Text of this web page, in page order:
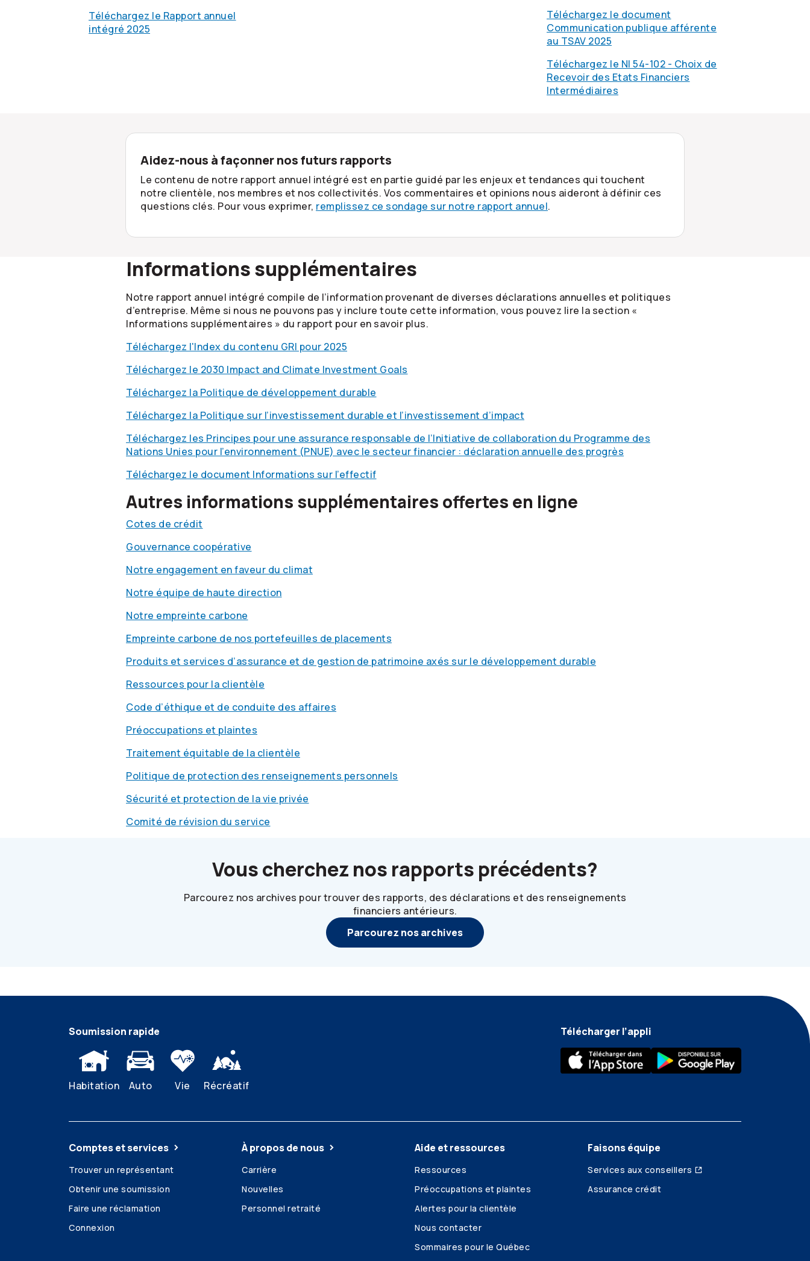
Téléchargez le Rapport annuel
intégré 2025
Téléchargez le document
Communication publique afférente
au TSAV 2025
Téléchargez le NI 54-102 - Choix de
Recevoir des Etats Financiers
Intermédiaires
Aidez-nous à façonner nos futurs rapports
Le contenu de notre rapport annuel intégré est en partie guidé par les enjeux et tendances qui touchent
notre clientèle, nos membres et nos collectivités. Vos commentaires et opinions nous aideront à définir ces
questions clés. Pour vous exprimer, remplissez ce sondage sur notre rapport annuel.
Informations supplémentaires
Notre rapport annuel intégré compile de l’information provenant de diverses déclarations annuelles et politiques
d’entreprise. Même si nous ne pouvons pas y inclure toute cette information, vous pouvez lire la section «
Informations supplémentaires » du rapport pour en savoir plus.
Téléchargez l'Index du contenu GRI pour 2025
Téléchargez le 2030 Impact and Climate Investment Goals
Téléchargez la Politique de développement durable
Téléchargez la Politique sur l’investissement durable et l’investissement d’impact
Téléchargez les Principes pour une assurance responsable de l’Initiative de collaboration du Programme des
Nations Unies pour l’environnement (PNUE) avec le secteur financier : déclaration annuelle des progrès
Téléchargez le document Informations sur l’effectif
Autres informations supplémentaires offertes en ligne
Cotes de crédit
Gouvernance coopérative
Notre engagement en faveur du climat
Notre équipe de haute direction
Notre empreinte carbone
Empreinte carbone de nos portefeuilles de placements
Produits et services d’assurance et de gestion de patrimoine axés sur le développement durable
Ressources pour la clientèle
Code d’éthique et de conduite des affaires
Préoccupations et plaintes
Traitement équitable de la clientèle
Politique de protection des renseignements personnels
Sécurité et protection de la vie privée
Comité de révision du service
Vous cherchez nos rapports précédents?
Parcourez nos archives pour trouver des rapports, des déclarations et des renseignements
financiers antérieurs.
Parcourez nos archives
Soumission rapide
Habitation Auto Vie Récréatif
Télécharger l’appli
Comptes et services
Trouver un représentant
Obtenir une soumission
Faire une réclamation
Connexion
À propos de nous
Carrière
Nouvelles
Personnel retraité
Aide et ressources
Ressources
Préoccupations et plaintes
Alertes pour la clientèle
Nous contacter
Sommaires pour le Québec
Faisons équipe
Services aux conseillers
Assurance crédit